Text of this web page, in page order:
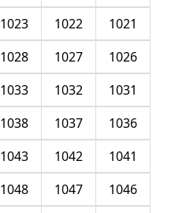
1021
1022
1023
1026
1027
1028
1031
1032
1033
1036
1037
1038
1041
1042
1043
1046
1047
1048